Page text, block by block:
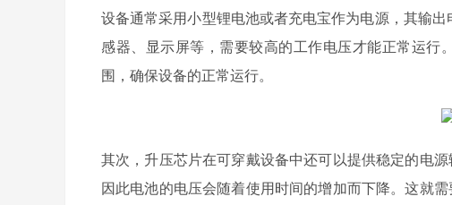
设备通常采用小型锂电池或者充电宝作为电源，其输
感器、显示屏等，需要较高的工作电压才能正常运
围，确保设备的正常运行。
其次，升压芯片在可穿戴设备中还可以提供稳定的电
因此电池的电压会随着使用时间的增加而下降。这就